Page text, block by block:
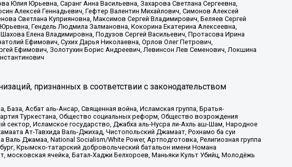
Юлия Юрьевна, Саранг Анна Васильевна, Захарова Светлана Сергеевна,
Алексей Геннадьевич, Гефтер Валентин Михайлович, Симонов Алексей
Светлана Куприяновна, Максимов Сергей Владимирович, Беляев Сергей
Гендель Людмила Залмановна, Кокорина Екатерина Алексеевна,
Елена Владимировна, Подузов Сергей Васильевич, Протасова Ирина
Ефимович, Сухих Дарья Николаевна, Орлов Олег Петрович,
Ефимович, Золотухин Борис Андреевич, Левинсон Лев Семенович, Локшина
признанных в соответствии с законодательством
Асбат аль-Ансар, Священная война, Исламская группа, Братья-
Туркестана, Общество социальных реформ, Общество возрождения
Исламское государство, Джабха аль-Нусра ли-Ахль аш-Шам, Народное
Ат-Тавхида Валь-Джихад, Чистопольский Джамаат, Рохнамо ба суи
Джамаа, National Socialism/White Power, Артподготовка, Религиозная группа
Крымско-татарский добровольческий батальон имени Номана
ячейка, Батал-Хаджи Белхороев, Маньяки Культ Убийц, Молодёжь